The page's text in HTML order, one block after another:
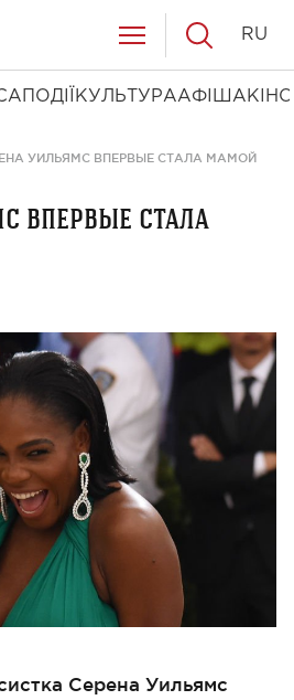
ПОДІЇ КУЛЬТУРААФІША КІНО
RU
УИЛЬЯМС ВПЕРВЫЕ СТАЛА МАМОЙ
впервые стала
Серена Уильямс